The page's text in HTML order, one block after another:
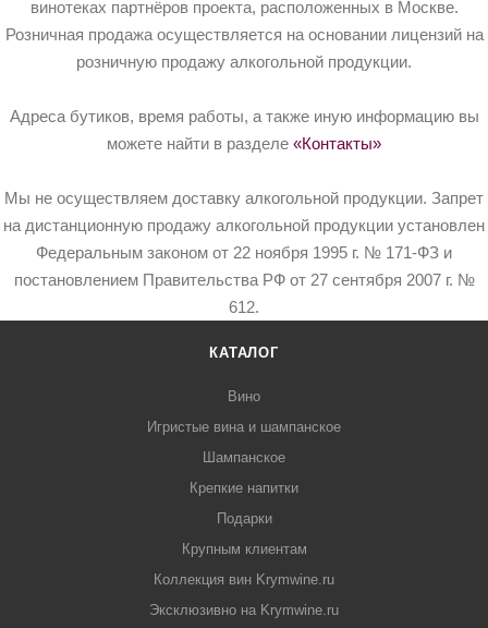
винотеках партнёров проекта, расположенных в Москве.
Розничная продажа осуществляется на основании лицензий на
розничную продажу алкогольной продукции.
Адреса бутиков, время работы, а также иную информацию вы
можете найти в разделе «Контакты»
Мы не осуществляем доставку алкогольной продукции. Запрет
на дистанционную продажу алкогольной продукции установлен
Федеральным законом от 22 ноября 1995 г. № 171-ФЗ и
постановлением Правительства РФ от 27 сентября 2007 г. №
612.
КАТАЛОГ
Вино
Игристые вина и шампанское
Шампанское
Крепкие напитки
Подарки
Крупным клиентам
Коллекция вин Krymwine.ru
Эксклюзивно на Krymwine.ru